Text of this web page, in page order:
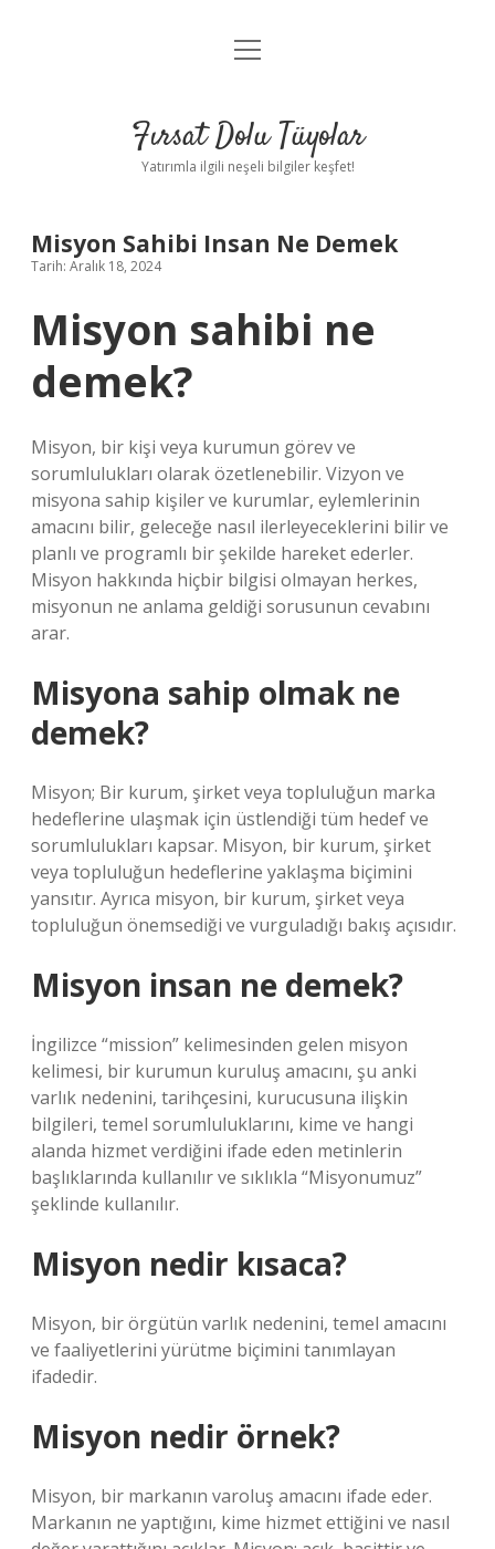
Gizlilik Politikası
Yasal Uyarı
menüyü
Fırsat Dolu Tüyolar
Yatırımla ilgili neşeli bilgiler keşfet!
Misyon Sahibi Insan Ne Demek
Tarih: Aralık 18, 2024
Misyon sahibi ne
demek?
Misyon, bir kişi veya kurumun görev ve
sorumlulukları olarak özetlenebilir. Vizyon ve
misyona sahip kişiler ve kurumlar, eylemlerinin
amacını bilir, geleceğe nasıl ilerleyeceklerini bilir ve
planlı ve programlı bir şekilde hareket ederler.
Misyon hakkında hiçbir bilgisi olmayan herkes,
misyonun ne anlama geldiği sorusunun cevabını
arar.
Misyona sahip olmak ne
demek?
Misyon; Bir kurum, şirket veya topluluğun marka
hedeflerine ulaşmak için üstlendiği tüm hedef ve
sorumlulukları kapsar. Misyon, bir kurum, şirket
veya topluluğun hedeflerine yaklaşma biçimini
yansıtır. Ayrıca misyon, bir kurum, şirket veya
topluluğun önemsediği ve vurguladığı bakış açısıdır.
Misyon insan ne demek?
İngilizce “mission” kelimesinden gelen misyon
kelimesi, bir kurumun kuruluş amacını, şu anki
varlık nedenini, tarihçesini, kurucusuna ilişkin
bilgileri, temel sorumluluklarını, kime ve hangi
alanda hizmet verdiğini ifade eden metinlerin
başlıklarında kullanılır ve sıklıkla “Misyonumuz”
şeklinde kullanılır.
Misyon nedir kısaca?
Misyon, bir örgütün varlık nedenini, temel amacını
ve faaliyetlerini yürütme biçimini tanımlayan
ifadedir.
Misyon nedir örnek?
Misyon, bir markanın varoluş amacını ifade eder.
Markanın ne yaptığını, kime hizmet ettiğini ve nasıl